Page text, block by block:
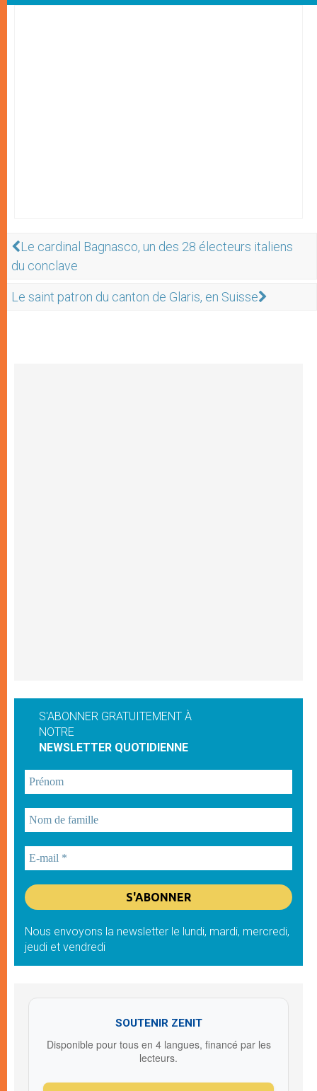
Le cardinal Bagnasco, un des 28 électeurs italiens
du conclave
Le saint patron du canton de Glaris, en Suisse
S'ABONNER GRATUITEMENT À
NOTRE
NEWSLETTER QUOTIDIENNE
Nous envoyons la newsletter le lundi, mardi, mercredi,
jeudi et vendredi
SOUTENIR ZENIT
Disponible pour tous en 4 langues, financé par les
lecteurs.